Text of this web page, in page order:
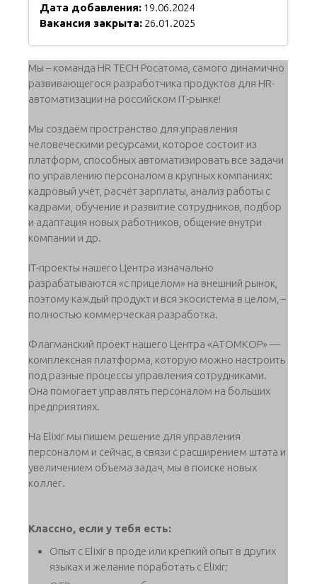
Дата добавления: 19.06.2024
Вакансия закрыта: 26.01.2025
Мы – команда HR TECH Росатома, самого динамично
развивающегося разработчика продуктов для HR-
автоматизации на российском IT-рынке!
Мы создаём пространство для управления
человеческими ресурсами, которое состоит из
платформ, способных автоматизировать все задачи
по управлению персоналом в крупных компаниях:
кадровый учёт, расчёт зарплаты, анализ работы с
кадрами, обучение и развитие сотрудников, подбор
и адаптация новых работников, общение внутри
компании и др.
IT-проекты нашего Центра изначально
разрабатываются «с прицелом» на внешний рынок,
поэтому каждый продукт и вся экосистема в целом, –
полностью коммерческая разработка.
Флагманский проект нашего Центра «АТОМКОР» —
комплексная платформа, которую можно настроить
под разные процессы управления сотрудниками.
Она помогает управлять персоналом на больших
предприятиях.
На Elixir мы пишем решение для управления
персоналом и сейчас, в связи с расширением штата и
увеличением объема задач, мы в поиске новых
коллег.
Классно, если у тебя есть:
Опыт с Elixir в проде или крепкий опыт в других
языках и желание поработать с Elixir;